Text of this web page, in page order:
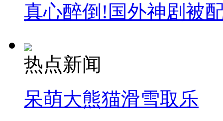
真心醉倒!国外神剧被
热点新闻
呆萌大熊猫滑雪取乐